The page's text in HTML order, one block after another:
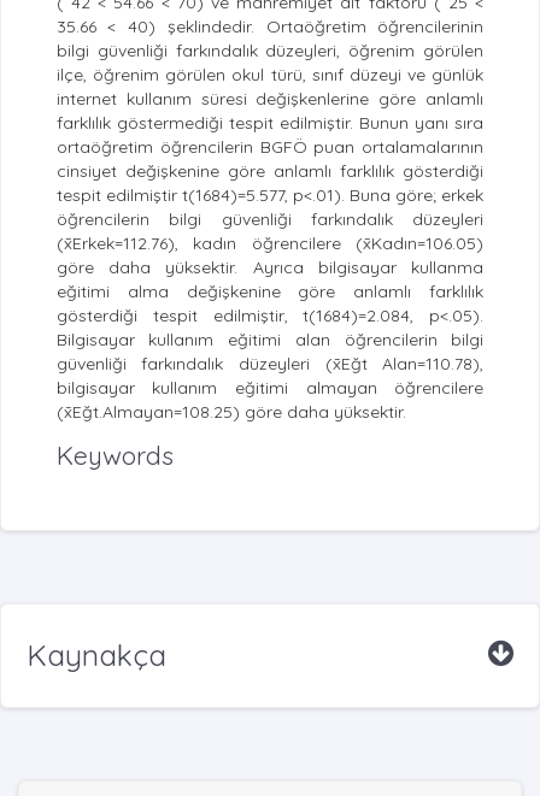
35.66 < 40) şeklindedir. Ortaöğretim öğrencilerinin
bilgi güvenliği farkındalık düzeyleri, öğrenim görülen
ilçe, öğrenim görülen okul türü, sınıf düzeyi ve günlük
internet kullanım süresi değişkenlerine göre anlamlı
farklılık göstermediği tespit edilmiştir. Bunun yanı sıra
ortaöğretim öğrencilerin BGFÖ puan ortalamalarının
cinsiyet değişkenine göre anlamlı farklılık gösterdiği
tespit edilmiştir t(1684)=5.577, p<.01). Buna göre; erkek
öğrencilerin bilgi güvenliği farkındalık düzeyleri
(x̄Erkek=112.76), kadın öğrencilere (x̄Kadın=106.05)
göre daha yüksektir. Ayrıca bilgisayar kullanma
eğitimi alma değişkenine göre anlamlı farklılık
gösterdiği tespit edilmiştir, t(1684)=2.084, p<.05).
Bilgisayar kullanım eğitimi alan öğrencilerin bilgi
güvenliği farkındalık düzeyleri (x̄Eğt Alan=110.78),
bilgisayar kullanım eğitimi almayan öğrencilere
(x̄Eğt.Almayan=108.25) göre daha yüksektir.
Keywords
Kaynakça